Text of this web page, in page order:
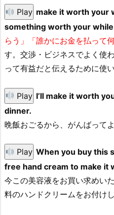
Play make it worth your
something worth your while
らう」「誰かにお金を払って
す。交渉・ビジネスでよく使
って有益だと伝えるために使い
Play I’ll make it worth
dinner.
晩飯おごるから、がんばってよ
Play When you buy this
free hand cream to make it
今この美容液をお買い求めい
料のハンドクリームをお付け